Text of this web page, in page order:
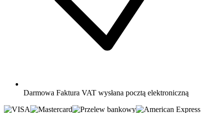
Darmowa Faktura VAT wysłana pocztą elektroniczną